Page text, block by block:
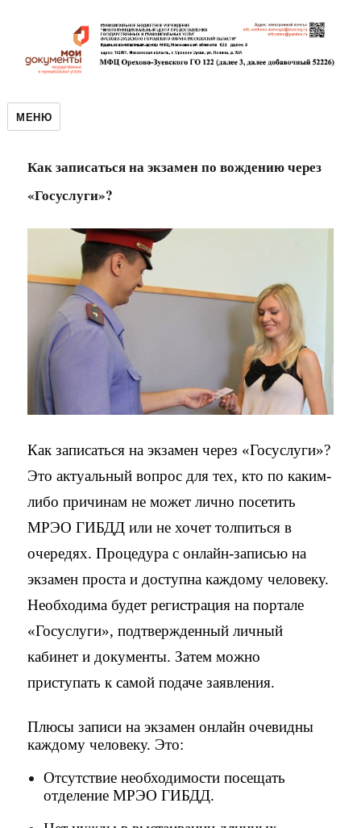
МЕНЮ
Как записаться на экзамен по вождению через
«Госуслуги»?
Как записаться на экзамен через «Госуслуги»?
Это актуальный вопрос для тех, кто по каким-
либо причинам не может лично посетить
МРЭО ГИБДД или не хочет толпиться в
очередях. Процедура с онлайн-записью на
экзамен проста и доступна каждому человеку.
Необходима будет регистрация на портале
«Госуслуги», подтвержденный личный
кабинет и документы. Затем можно
приступать к самой подаче заявления.
Плюсы записи на экзамен онлайн очевидны
каждому человеку. Это:
Отсутствие необходимости посещать
отделение МРЭО ГИБДД.